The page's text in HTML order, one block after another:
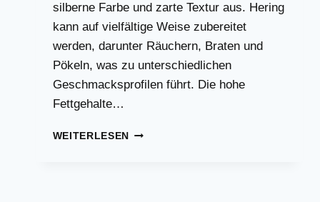
silberne Farbe und zarte Textur aus. Hering
kann auf vielfältige Weise zubereitet
werden, darunter Räuchern, Braten und
Pökeln, was zu unterschiedlichen
Geschmacksprofilen führt. Die hohe
Fettgehalte…
WEITERLESEN5